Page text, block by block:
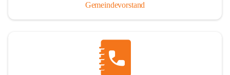
Gemeindevorstand